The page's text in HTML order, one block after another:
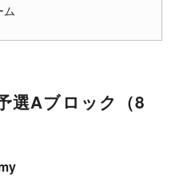
選Aブロック（8